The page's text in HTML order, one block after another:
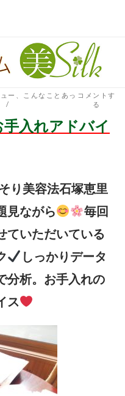
ー
こんなことあっ コメントす
る
入れアドバイ
り美容法石塚恵里
見ながら
毎回
ていただいている
しっかりデータ
分析。お手入れの
ス